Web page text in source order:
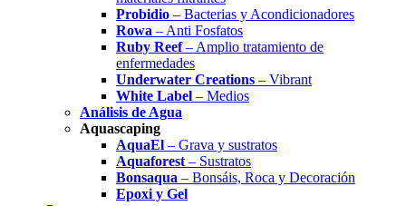
Probidio – Bacterias y Acondicionadores
Rowa – Anti Fosfatos
Ruby Reef– Amplio tratamiento de
enfermedades
Underwater Creations – Vibrant
White Label – Medios
Análisis de Agua
Aquascaping
AquaEl – Grava y sustratos
Aquaforest – Sustratos
Bonsaqua – Bonsáis, Roca y Decoración
Epoxi y Gel